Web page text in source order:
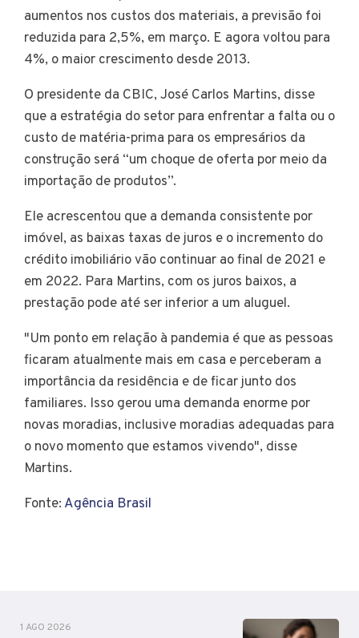
aumentos nos custos dos materiais, a previsão foi
reduzida para 2,5%, em março. E agora voltou para
4%, o maior crescimento desde 2013.
O presidente da CBIC, José Carlos Martins, disse
que a estratégia do setor para enfrentar a falta ou o
custo de matéria-prima para os empresários da
construção será “um choque de oferta por meio da
importação de produtos”.
Ele acrescentou que a demanda consistente por
imóvel, as baixas taxas de juros e o incremento do
crédito imobiliário vão continuar ao final de 2021 e
em 2022. Para Martins, com os juros baixos, a
prestação pode até ser inferior a um aluguel.
"Um ponto em relação à pandemia é que as pessoas
ficaram atualmente mais em casa e perceberam a
importância da residência e de ficar junto dos
familiares. Isso gerou uma demanda enorme por
novas moradias, inclusive moradias adequadas para
o novo momento que estamos vivendo", disse
Martins.
Fonte: Agência Brasil
1 AGO 2026